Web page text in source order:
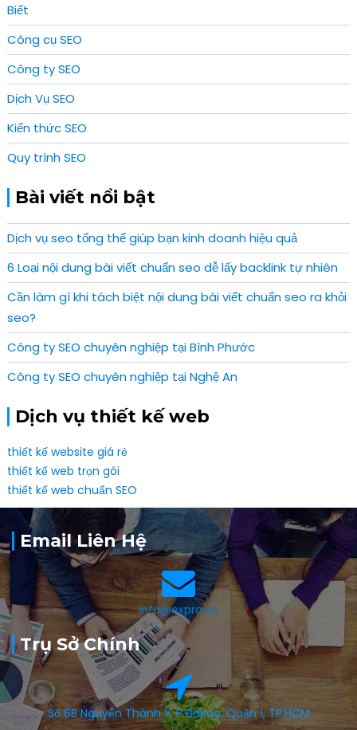
Biết
Công cụ SEO
Công ty SEO
Dịch Vụ SEO
Kiến thức SEO
Quy trình SEO
Bài viết nổi bật
Dịch vụ seo tổng thể giúp bạn kinh doanh hiệu quả
6 Loại nội dung bài viết chuẩn seo dễ lấy backlink tự nhiên
Cần làm gì khi tách biệt nội dung bài viết chuẩn seo ra khỏi
seo?
Công ty SEO chuyên nghiệp tại Bình Phước
Công ty SEO chuyên nghiệp tại Nghệ An
Dịch vụ thiết kế web
thiết kế website giá rẻ
thiết kế web trọn gói
thiết kế web chuẩn SEO
Email Liên Hệ
info@expro.vn
Trụ Sở Chính
Số 6B Nguyễn Thành Ý, P.ĐaKao, Quận 1, TP.HCM